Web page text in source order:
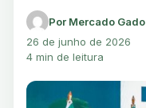
Por Mercado Gado
26 de junho de 2026
4 min de leitura